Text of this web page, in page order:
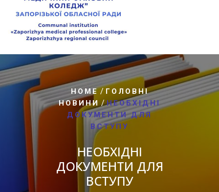
HOME/ ГОЛОВНІ
НОВИНИ /НЕОБХІДНІ
ДОКУМЕНТИ ДЛЯ
ВСТУПУ
НЕОБХІДНІ
ДОКУМЕНТИ ДЛЯ
ВСТУПУ